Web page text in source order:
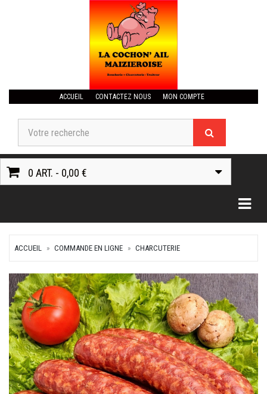
ACCUEIL CONTACTEZ NOUS MON COMPTE
0 ART. - 0,00 €
ACCUEIL COMMANDE EN LIGNE CHARCUTERIE